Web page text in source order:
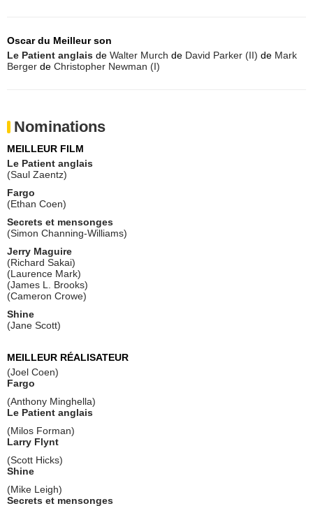
Oscar du Meilleur son
Le Patient anglais de Walter Murch de David Parker (II) de Mark
Berger de Christopher Newman (I)
Nominations
MEILLEUR FILM
Le Patient anglais
(Saul Zaentz)
Fargo
(Ethan Coen)
Secrets et mensonges
(Simon Channing-Williams)
Jerry Maguire
(Richard Sakai)
(Laurence Mark)
(James L. Brooks)
(Cameron Crowe)
Shine
(Jane Scott)
MEILLEUR RÉALISATEUR
(Joel Coen)
Fargo
(Anthony Minghella)
Le Patient anglais
(Milos Forman)
Larry Flynt
(Scott Hicks)
Shine
(Mike Leigh)
Secrets et mensonges